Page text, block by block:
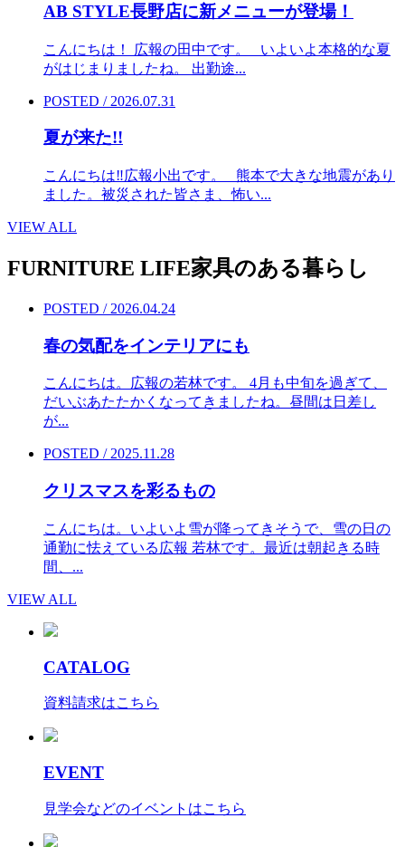
AB STYLE長野店に新メニューが登場！
こんにちは！ 広報の田中です。 いよいよ本格的な夏
がはじまりましたね。 出勤途...
POSTED / 2026.07.31
夏が来た!!
こんにちは‼︎広報小出です。 熊本で大きな地震があり
ました。被災された皆さま、怖い...
VIEW ALL
FURNITURE LIFE家具のある暮らし
POSTED / 2026.04.24
春の気配をインテリアにも
こんにちは。広報の若林です。 4月も中旬を過ぎて、
だいぶあたたかくなってきましたね。昼間は日差し
が...
POSTED / 2025.11.28
クリスマスを彩るもの
こんにちは。いよいよ雪が降ってきそうで、雪の日の
通勤に怯えている広報 若林です。最近は朝起きる時
間、...
VIEW ALL
CATALOG
資料請求はこちら
EVENT
見学会などのイベントはこちら